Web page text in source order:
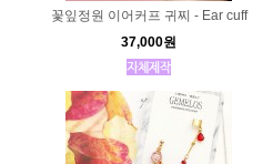
꽃잎정원 이어커프 귀찌 - Ear cuff
37,000원